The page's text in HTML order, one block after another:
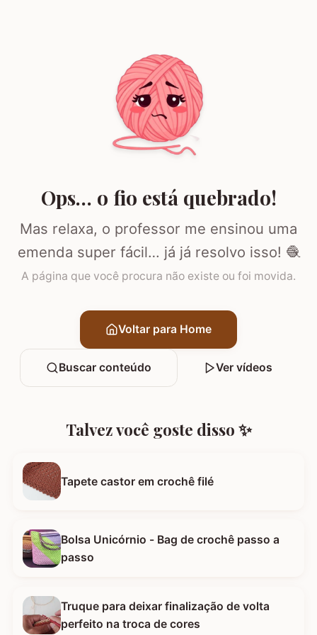
Ops… o fio está quebrado!
Mas relaxa, o professor me ensinou uma
emenda super fácil… já já resolvo isso! 🧶
A página que você procura não existe ou foi movida.
Voltar para Home
Buscar conteúdo Ver vídeos
Talvez você goste disso ✨
Tapete castor em crochê filé
Bolsa Unicórnio - Bag de crochê passo a
passo
Truque para deixar finalização de volta
perfeito na troca de cores